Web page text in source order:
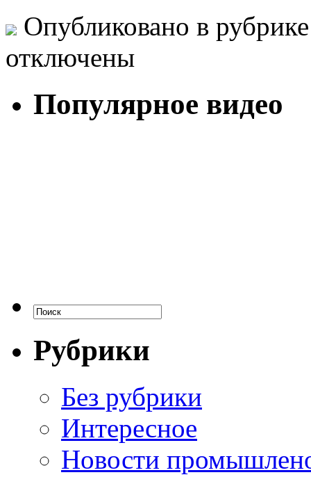
Опубликовано в
отключены
Популярное видео
Рубрики
Без рубрики
Интересное
Новости